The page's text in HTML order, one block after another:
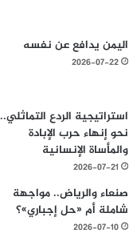
اليمن يدافع عن نفسه
2026-07-22
استراتيجية الردع التماثلي..
نحو إنهاء حرب الإبادة
والمأساة الإنسانية
2026-07-21
صنعاء والرياض.. مواجهة
شاملة أم «حل إجباري»؟
2026-07-10